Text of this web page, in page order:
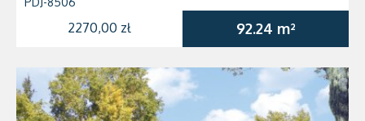
2270,00 zł 92.24 m²